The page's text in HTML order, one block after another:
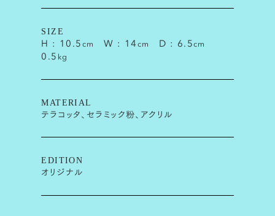
SIZE
H : 10.5cm W : 14cm D : 6.5cm
0.5 kg
MATERIAL
テラコッタ、セラミック粉、アクリル
EDITION
オリジナル